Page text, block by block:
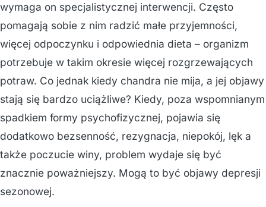
wymaga on specjalistycznej interwencji. Często
pomagają sobie z nim radzić małe przyjemności,
więcej odpoczynku i odpowiednia dieta – organizm
potrzebuje w takim okresie więcej rozgrzewających
potraw. Co jednak kiedy chandra nie mija, a jej objawy
stają się bardzo uciążliwe? Kiedy, poza wspomnianym
spadkiem formy psychofizycznej, pojawia się
dodatkowo bezsenność, rezygnacja, niepokój, lęk a
także poczucie winy, problem wydaje się być
znacznie poważniejszy. Mogą to być objawy depresji
sezonowej.